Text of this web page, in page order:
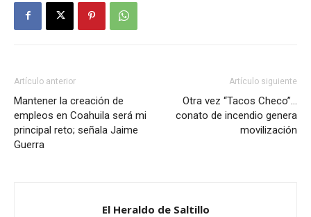
Artículo anterior
Mantener la creación de
empleos en Coahuila será mi
principal reto; señala Jaime
Guerra
Artículo siguiente
Otra vez “Tacos Checo”…
conato de incendio genera
movilización
El Heraldo de Saltillo